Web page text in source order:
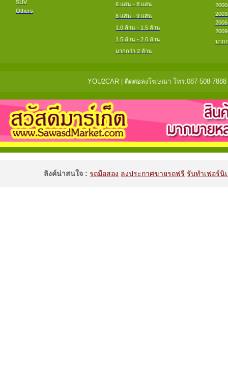
SUV
Others
6 แสน - 8 แสน
8 แสน - 9 แสน
1.0 ล้าน - 1.5 ล้าน
1.5 ล้าน - 2.0 ล้าน
มากกว่า 2 ล้าน
มาก
YOU2CAR | ติดต่อลงโฆษณา โทร.087-508-
ลิงค์น่าสนใจ :รถมือสอง ลงประกาศขายรถฟรี รับทำเฟอร์นิ